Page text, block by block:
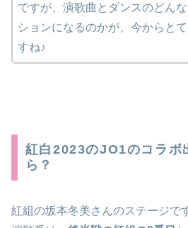
ですが、演歌曲とダンスのどん
ションになるのかが、今からと
すね♪
紅白2023のJO1のコラボ
ら？
紅組の坂本冬美さんのステージで